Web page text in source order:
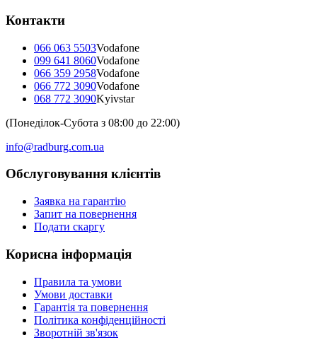
Контакти
066 063 5503Vodafone
099 641 8060Vodafone
066 359 2958Vodafone
066 772 3090Vodafone
068 772 3090Kyivstar
(Понеділок-Субота з 08:00 до 22:00)
info@radburg.com.ua
Обслуговування клієнтів
Заявка на гарантію
Запит на повернення
Подати скаргу
Корисна інформація
Правила та умови
Умови доставки
Гарантія та повернення
Політика конфіденційності
Зворотній зв'язок